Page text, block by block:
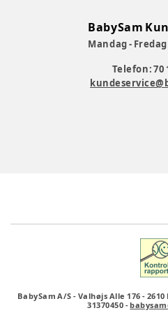
BabySam
Mandag - Fredag
Telefon: 70
BabySam A/S - Valhøjs Alle 176 - 2610
31370450 -